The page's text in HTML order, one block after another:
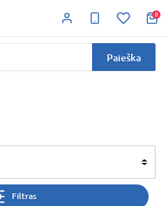
0
Paieška
Filtras